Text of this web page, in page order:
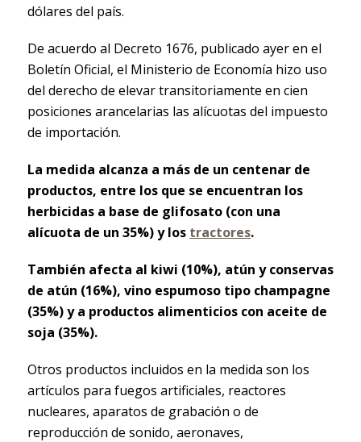
dólares del país.
De acuerdo al Decreto 1676, publicado ayer en el
Boletín Oficial, el Ministerio de Economía hizo uso
del derecho de elevar transitoriamente en cien
posiciones arancelarias las alícuotas del impuesto
de importación.
La medida alcanza a más de un centenar de
productos, entre los que se encuentran los
herbicidas a base de glifosato (con una
alícuota de un 35%) y los tractores.
También afecta al kiwi (10%), atún y conservas
de atún (16%), vino espumoso tipo champagne
(35%) y a productos alimenticios con aceite de
soja (35%).
Otros productos incluidos en la medida son los
artículos para fuegos artificiales, reactores
nucleares, aparatos de grabación o de
reproducción de sonido, aeronaves,